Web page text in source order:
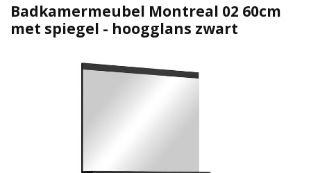
Badkamermeubel Montreal 02 60cm
met spiegel - hoogglans zwart